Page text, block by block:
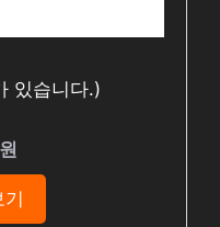
있습니다.)
기